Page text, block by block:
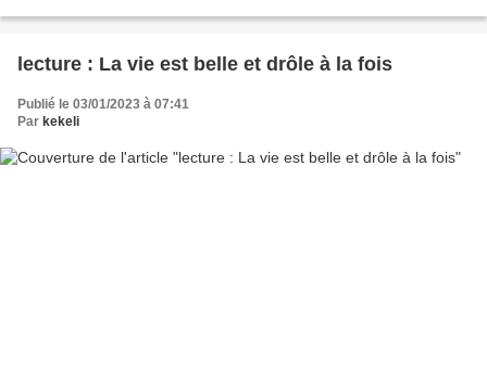
lecture : La vie est belle et drôle à la fois
Publié le 03/01/2023 à 07:41
Par kekeli